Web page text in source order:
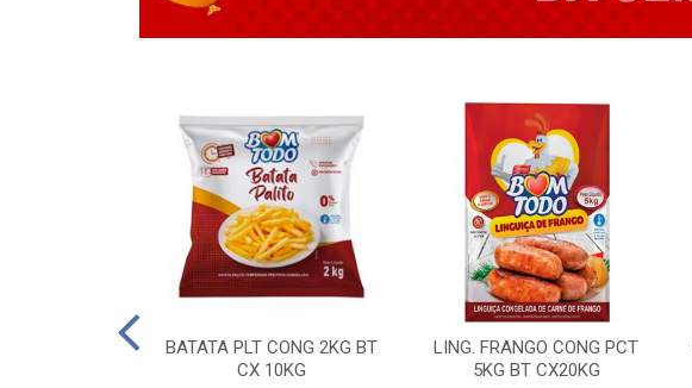
BATATA PLT CONG 2KG BT
CX 10KG
LING. FRANGO CONG PCT
5KG BT CX20KG